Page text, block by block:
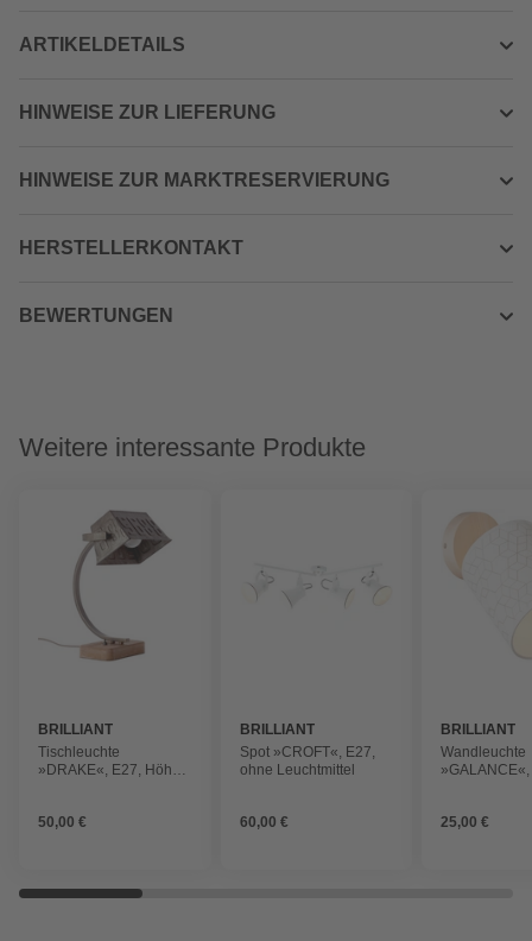
ARTIKELDETAILS
HINWEISE ZUR LIEFERUNG
HINWEISE ZUR MARKTRESERVIERUNG
HERSTELLERKONTAKT
BEWERTUNGEN
Weitere interessante Produkte
BRILLIANT
Tischleuchte
»DRAKE«, E27, Höhe:
50,00 €
BRILLIANT
Spot »CROFT«, E27,
ohne Leuchtmittel
60,00 €
BRILLIANT
Wandleuchte
20
25,00 €